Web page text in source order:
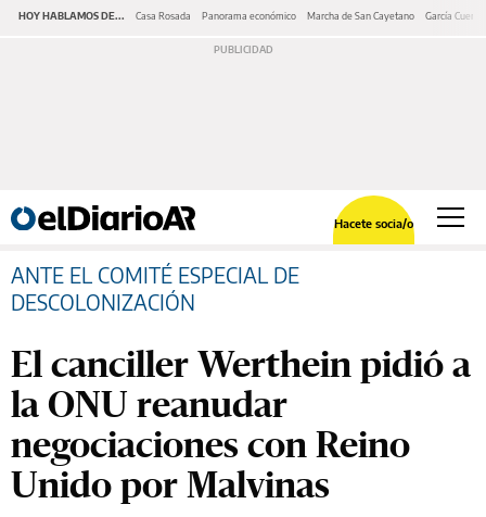
HOY HABLAMOS DE... Casa Rosada Panorama económico Marcha de San Cayetano García Cuerva
Hacete socia/o
ANTE EL COMITÉ ESPECIAL DE
DESCOLONIZACIÓN
El canciller Werthein pidió a
la ONU reanudar
negociaciones con Reino
Unido por Malvinas